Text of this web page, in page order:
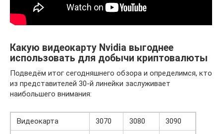
Какую видеокарту Nvidia выгоднее
использовать для добычи криптовалюты
Подведём итог сегодняшнего обзора и определимся, кто
из представителей 30-й линейки заслуживает
наибольшего внимания:
Видеокарта 3070 3080
3090